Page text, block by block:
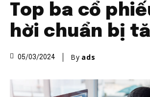
Top ba cổ
hời chuẩn bị
05/03/2024 By ads